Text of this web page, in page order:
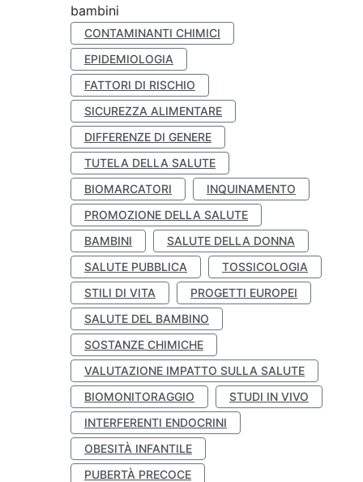
bambini
CONTAMINANTI CHIMICI
EPIDEMIOLOGIA
FATTORI DI RISCHIO
SICUREZZA ALIMENTARE
DIFFERENZE DI GENERE
TUTELA DELLA SALUTE
BIOMARCATORI
INQUINAMENTO
PROMOZIONE DELLA SALUTE
BAMBINI
SALUTE DELLA DONNA
SALUTE PUBBLICA
TOSSICOLOGIA
STILI DI VITA
PROGETTI EUROPEI
SALUTE DEL BAMBINO
SOSTANZE CHIMICHE
VALUTAZIONE IMPATTO SULLA SALUTE
BIOMONITORAGGIO
STUDI IN VIVO
INTERFERENTI ENDOCRINI
OBESITÀ INFANTILE
PUBERTÀ PRECOCE